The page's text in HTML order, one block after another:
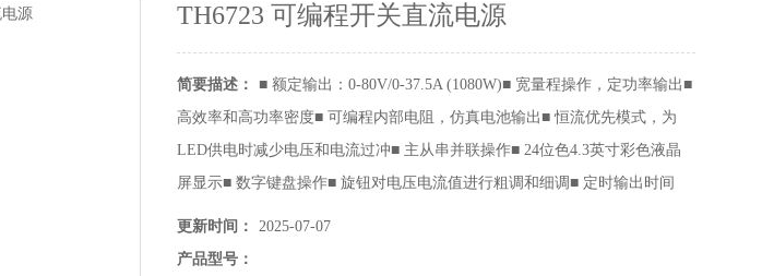
TH6723 可编程开关直流电源
简要描述：
■ 额定输出：0-80V/0-37.5A (1080W)■ 宽量程操作，定功率输出■
高效率和高功率密度■ 可编程内部电阻，仿真电池输出■ 恒流优先模式，为
LED供电时减少电压和电流过冲■ 主从串并联操作■ 24位色4.3英寸彩色液晶
屏显示■ 数字键盘操作■ 旋钮对电压电流值进行粗调和细调■ 定时输出时间
（0-3600.0s）■ 可编程电压或电流的上升时间■ RS232、USB HOST、USB
DEVICE、LAN、模拟控制接口
更新时间：
2025-07-07
产品型号：